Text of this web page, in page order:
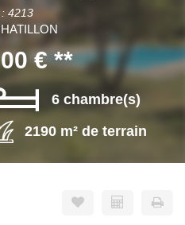
4213
€**
6 chambre(s)
2190 m² de terrain